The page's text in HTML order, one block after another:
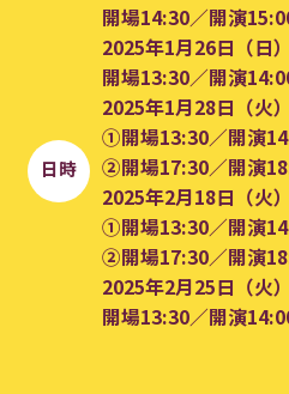
日時
開場14:30／開演
2025年1月26日（日）
開場13:30／開演
2025年1月28日（火）
①開場13:30／開演
➁開場17:30／開演
2025年2月18日（火）
①開場13:30／開演
➁開場17:30／開演
2025年2月25日（火）
開場13:30／開演